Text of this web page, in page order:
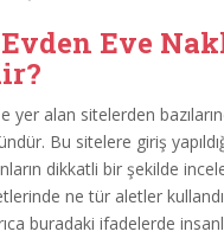
Eve
yer alan sitelerden
Bu sitelere giriş
dikkatli bir şekilde
ne tür aletler
buradaki ifadelerde